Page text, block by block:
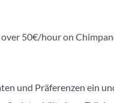
50€/hour on
und Präferenzen ein